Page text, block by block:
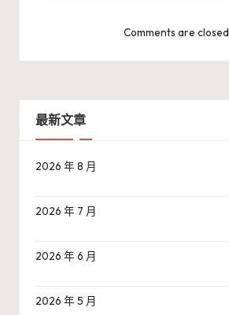
Comments are closed
最新文章
2026 年 8 月
2026 年 7 月
2026 年 6 月
2026 年 5 月